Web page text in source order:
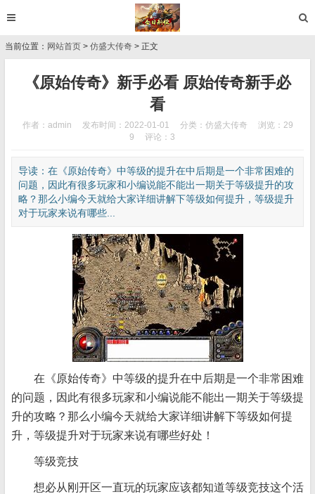
当前位置： 网站首页 > 仿盛大传奇 > 正文
《原始传奇》新手必看 原始传奇新手必
看
作者：admin 发布时间：2022-01-01 分类： 仿盛大传奇
浏览：29
9
评论：3
导读：在《原始传奇》中等级的提升在中后期是一个非常困难的
问题，因此有很多玩家和小编说能不能出一期关于等级提升的攻
略？那么小编今天就给大家详细讲解下等级如何提升，等级提升
对于玩家来说有哪些...
在《原始传奇》中等级的提升在中后期是一个非常困难
的问题，因此有很多玩家和小编说能不能出一期关于等级提
升的攻略？那么小编今天就给大家详细讲解下等级如何提
升，等级提升对于玩家来说有哪些好处！
等级竞技
想必从刚开区一直玩的玩家应该都知道等级竞技这个活